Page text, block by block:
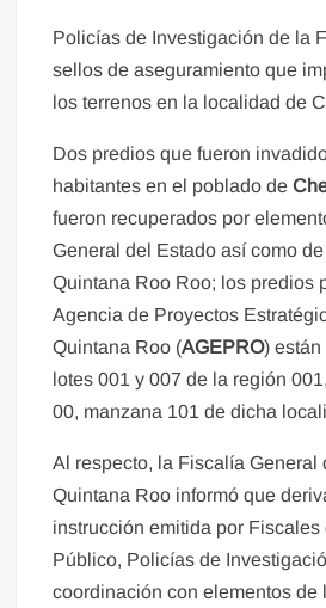
Policías de Investigación de la
sellos de aseguramiento que
los terrenos en la localidad de
Dos predios que fueron
habitantes en el poblado de
fueron recuperados por
General del Estado así como
Quintana Roo Roo; los predios
Agencia de Proyectos
Quintana Roo (AGEPRO)
lotes 001 y 007 de la región
00, manzana 101 de dicha
Al respecto, la Fiscalía General
Quintana Roo informó que
instrucción emitida por
Público, Policías de
coordinación con elementos de